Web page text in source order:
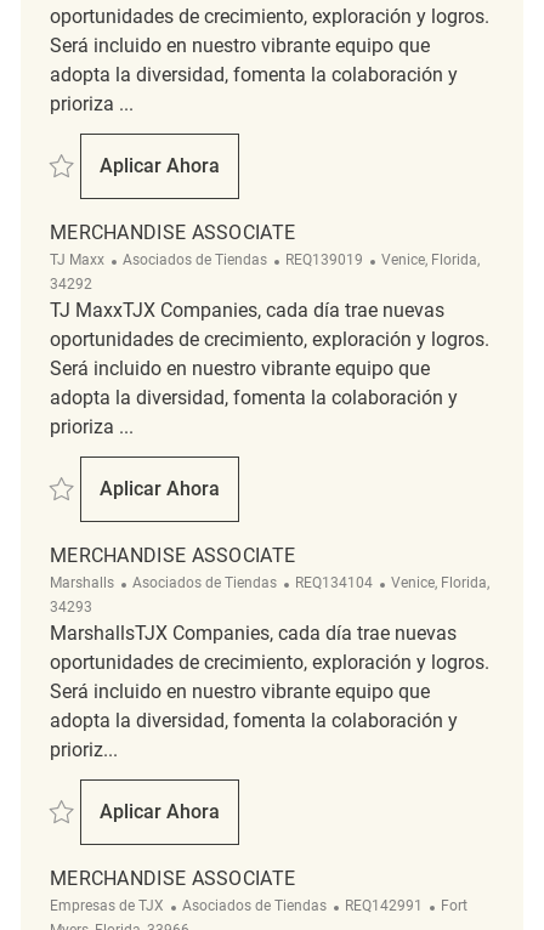
oportunidades de crecimiento, exploración y logros.
Será incluido en nuestro vibrante equipo que
adopta la diversidad, fomenta la colaboración y
prioriza ...
Salvar Merchandise Associate REQ99884
Aplicar Ahora
Merchandise Associate
MERCHANDISE ASSOCIATE
TJ Maxx Categoría
Asociados de Tiendas ReqId
REQ139019 Ubicación
Venice, Florida,
34292
TJ MaxxTJX Companies, cada día trae nuevas
oportunidades de crecimiento, exploración y logros.
Será incluido en nuestro vibrante equipo que
adopta la diversidad, fomenta la colaboración y
prioriza ...
Salvar Merchandise Associate REQ139019
Aplicar Ahora
Merchandise Associate
MERCHANDISE ASSOCIATE
Marshalls Categoría
Asociados de Tiendas ReqId
REQ134104 Ubicación
Venice, Florida,
34293
MarshallsTJX Companies, cada día trae nuevas
oportunidades de crecimiento, exploración y logros.
Será incluido en nuestro vibrante equipo que
adopta la diversidad, fomenta la colaboración y
prioriz...
Salvar Merchandise Associate REQ134104
Aplicar Ahora
Merchandise Associate
MERCHANDISE ASSOCIATE
Empresas de TJX Categoría
Asociados de Tiendas ReqId
REQ142991 Ubicación
Fort